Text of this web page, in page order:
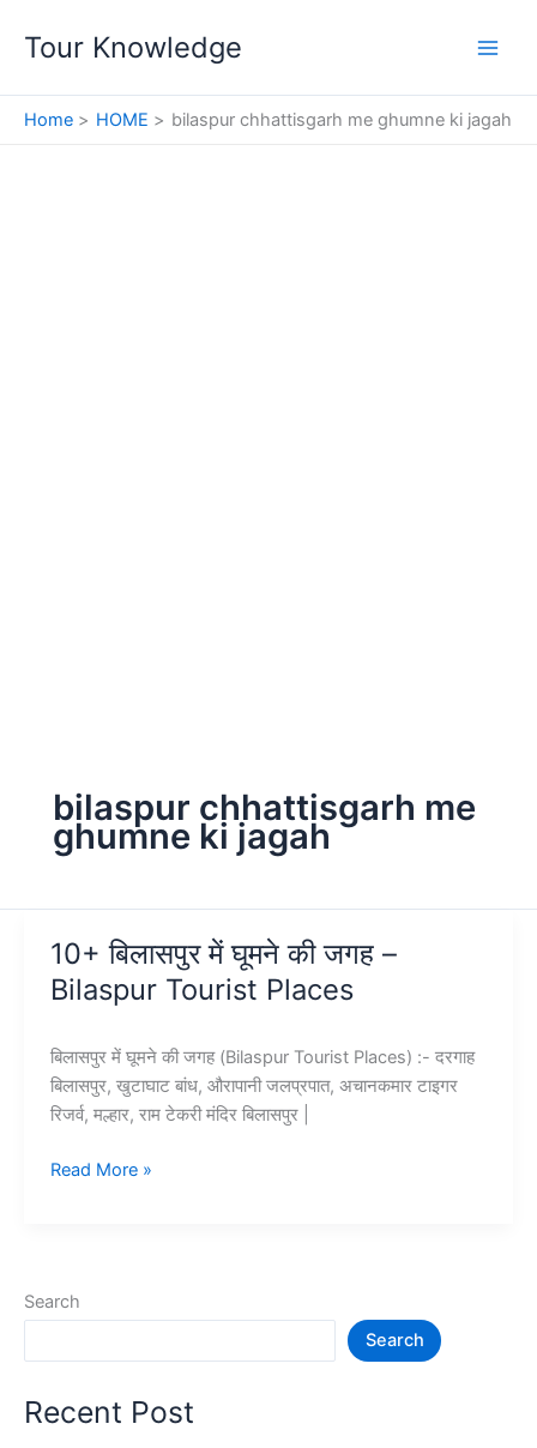
Tour Knowledge
Home HOME bilaspur chhattisgarh me ghumne ki jagah
bilaspur chhattisgarh me
ghumne ki jagah
10+ बिलासपुर में घूमने की जगह –
Bilaspur Tourist Places
बिलासपुर में घूमने की जगह (Bilaspur Tourist Places) :- दरगाह
बिलासपुर, खुटाघाट बांध, औरापानी जलप्रपात, अचानकमार टाइगर
रिजर्व, मल्हार, राम टेकरी मंदिर बिलासपुर |
10+
जगह
Places
Read More »
Search
Search
Recent Post